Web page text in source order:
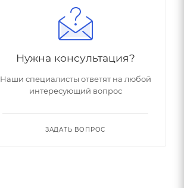
Нужна консультация?
Наши специалисты ответят на любой
интересующий вопрос
ЗАДАТЬ ВОПРОС